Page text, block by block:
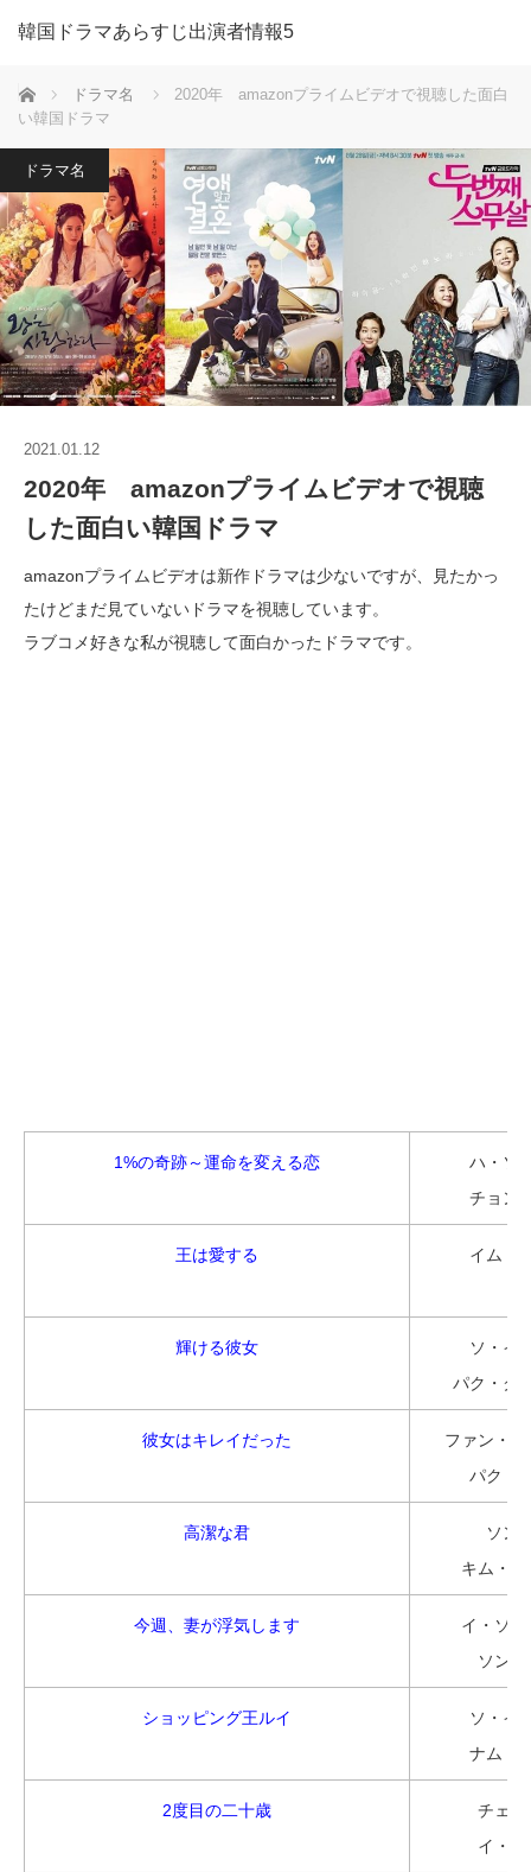
韓国ドラマあらすじ出演者情報5
ホーム ドラマ名
2020年 amazonプライムビデオで視聴した面白
い韓国ドラマ
ドラマ名
2021.01.12
2020年 amazonプライムビデオで視聴
した面白い韓国ドラマ
amazonプライムビデオは新作ドラマは少ないですが、見たかっ
たけどまだ見ていないドラマを視聴しています。
ラブコメ好きな私が視聴して面白かったドラマです。
1%の奇跡～運命を変える恋
ハ・ソ
チョン
王は愛する
イム・
輝ける彼女
ソ・イ
パク・ク
彼女はキレイだった
ファン・
パク・
高潔な君
ソン
キム・
今週、妻が浮気します
イ・ソ
ソン
ショッピング王ルイ
ソ・イ
ナム・
2度目の二十歳
チェ
イ・